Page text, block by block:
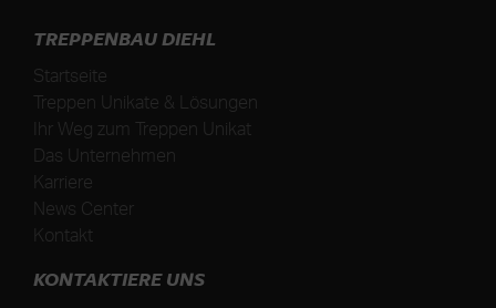
TREPPENBAU DIEHL
Startseite
Treppen Unikate & Lösungen
Ihr Weg zum Treppen Unikat
Das Unternehmen
Karriere
News Center
Kontakt
KONTAKTIERE UNS